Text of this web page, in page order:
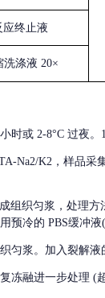
应终止液
洗涤液 20×
时或 2-8°C 过夜。
Na2/K2，样品采
组织匀浆，处理方
预冷的 PBS缓冲
匀浆。加入裂解
冻融进一步处理 (